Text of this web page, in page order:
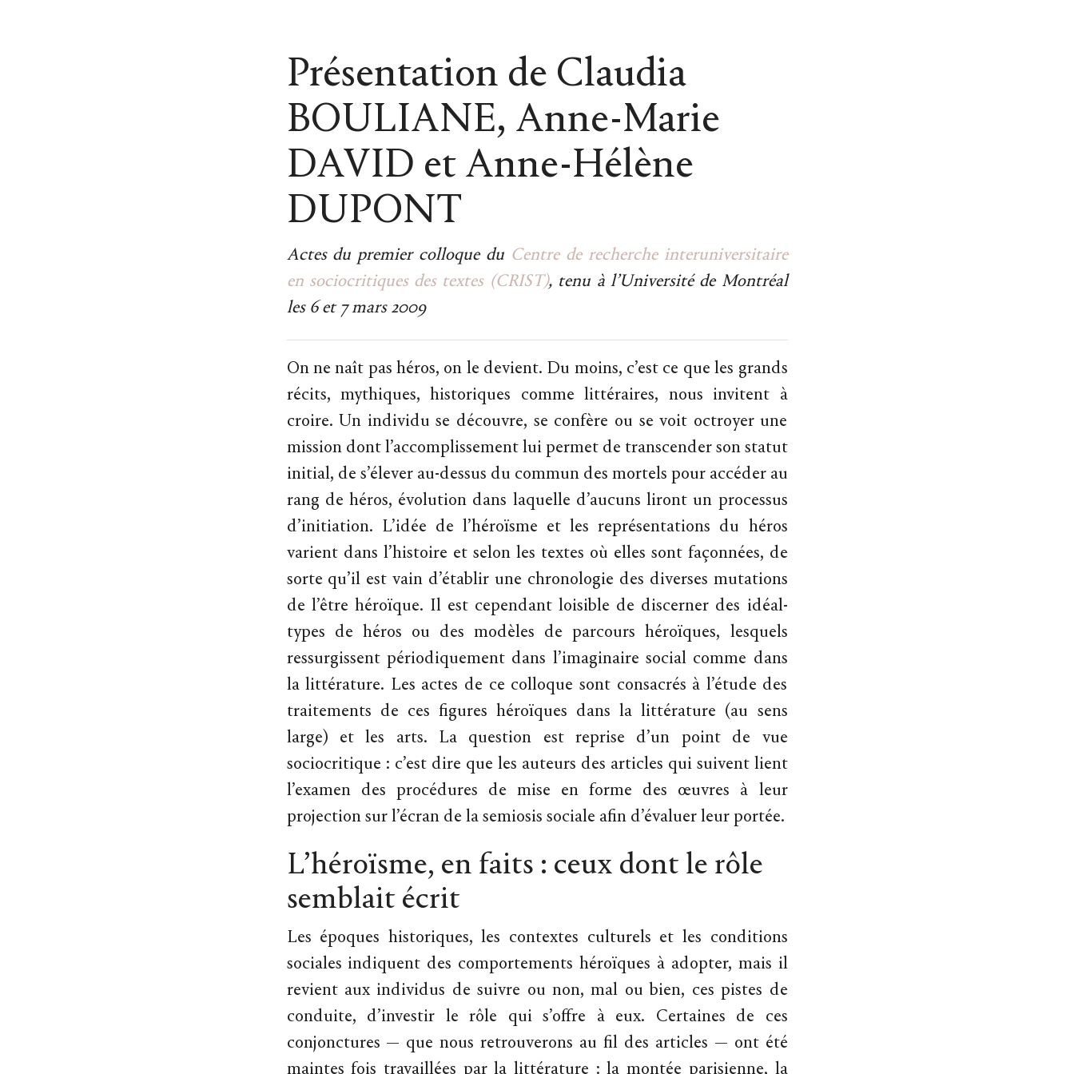
Présentation de Claudia
BOULIANE, Anne-Marie
DAVID et Anne-Hélène
DUPONT
Actes du premier colloque du Centre de recherche interuniversitaire
en sociocritiques des textes (CRIST), tenu à l’Université de Montréal
les 6 et 7 mars 2009
On ne naît pas héros, on le devient. Du moins, c’est ce que les grands
récits, mythiques, historiques comme littéraires, nous invitent à
croire. Un individu se découvre, se confère ou se voit octroyer une
mission dont l’accomplissement lui permet de transcender son statut
initial, de s’élever au-dessus du commun des mortels pour accéder au
rang de héros, évolution dans laquelle d’aucuns liront un processus
d’initiation. L’idée de l’héroïsme et les représentations du héros
varient dans l’histoire et selon les textes où elles sont façonnées, de
sorte qu’il est vain d’établir une chronologie des diverses mutations
de l’être héroïque. Il est cependant loisible de discerner des idéal-
types de héros ou des modèles de parcours héroïques, lesquels
ressurgissent périodiquement dans l’imaginaire social comme dans
la littérature. Les actes de ce colloque sont consacrés à l’étude des
traitements de ces figures héroïques dans la littérature (au sens
large) et les arts. La question est reprise d’un point de vue
sociocritique : c’est dire que les auteurs des articles qui suivent lient
l’examen des procédures de mise en forme des œuvres à leur
projection sur l’écran de la semiosis sociale afin d’évaluer leur portée.
L’héroïsme, en faits : ceux dont le rôle
semblait écrit
Les époques historiques, les contextes culturels et les conditions
sociales indiquent des comportements héroïques à adopter, mais il
revient aux individus de suivre ou non, mal ou bien, ces pistes de
conduite, d’investir le rôle qui s’offre à eux. Certaines de ces
conjonctures — que nous retrouverons au fil des articles — ont été
maintes fois travaillées par la littérature : la montée parisienne, la